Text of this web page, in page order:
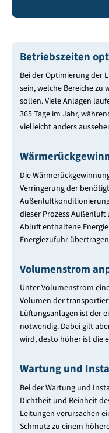
Betriebszeiten
Bei der Optimierung der
sein, welche Bereiche zu
sollen. Viele Anlagen
365 Tage im Jahr,
vielleicht anders
Die
Verringerung der
dieser Prozess
Abluft enthaltene
Energiezufuhr
Volumenstrom
Unter Volumenstrom
Volumen der
Lüftungsanlagen ist der
notwendig. Dabei gilt
wird, desto höher ist die
Wartung und
Bei der Wartung und
Dichtheit und Reinheit
Leitungen verursachen
Schmutz zu einem